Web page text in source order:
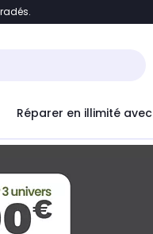
Réparer en illimité avec